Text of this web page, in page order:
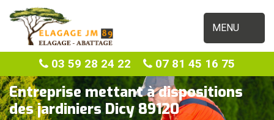
MENU
03 59 28 24 22 07 81 45 16 75
Entreprise mettant à dispositions
des jardiniers Dicy 89120